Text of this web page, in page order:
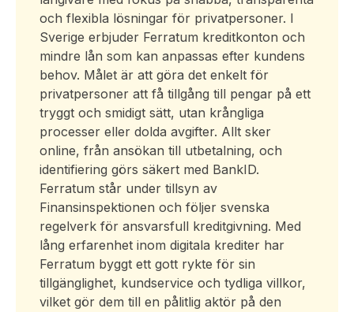
och flexibla lösningar för privatpersoner. I
Sverige erbjuder Ferratum kreditkonton och
mindre lån som kan anpassas efter kundens
behov. Målet är att göra det enkelt för
privatpersoner att få tillgång till pengar på ett
tryggt och smidigt sätt, utan krångliga
processer eller dolda avgifter. Allt sker
online, från ansökan till utbetalning, och
identifiering görs säkert med BankID.
Ferratum står under tillsyn av
Finansinspektionen och följer svenska
regelverk för ansvarsfull kreditgivning. Med
lång erfarenhet inom digitala krediter har
Ferratum byggt ett gott rykte för sin
tillgänglighet, kundservice och tydliga villkor,
vilket gör dem till en pålitlig aktör på den